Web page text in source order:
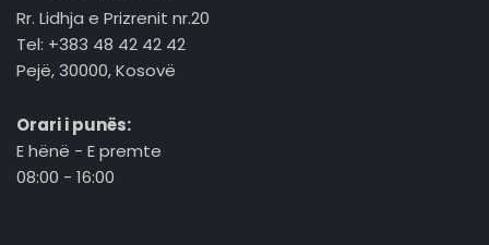
Rr. Lidhja e Prizrenit nr.20
Tel: +383 48 42 42 42
Pejë, 30000, Kosovë
Orari i punës:
E hënë - E premte
08:00 - 16:00